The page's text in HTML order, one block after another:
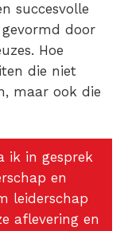
succesvolle
door
Hoe
die niet
maar ook die
ik in gesprek
en
leiderschap
aflevering en